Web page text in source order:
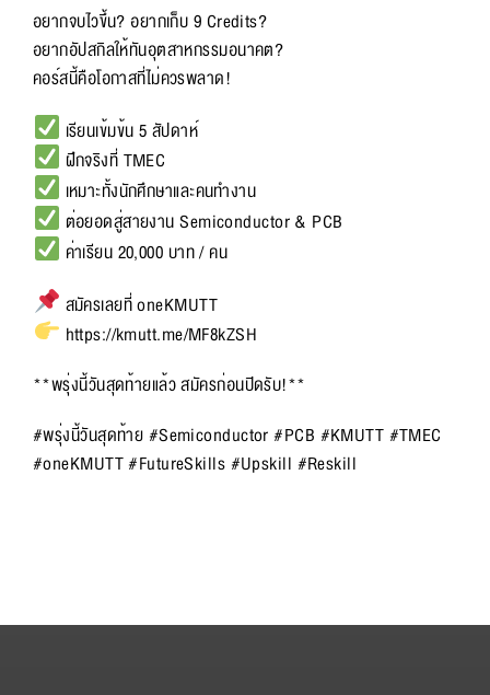
อยากจบไวขึ้น? อยากเก็บ 9 Credits?
อยากอัปสกิลให้ทันอุตสาหกรรมอนาคต?
คอร์สนี้คือโอกาสที่ไม่ควรพลาด!
เรียนเข้มข้น 5 สัปดาห์
ฝึกจริงที่ TMEC
เหมาะทั้งนักศึกษาและคนทำงาน
ต่อยอดสู่สายงาน Semiconductor & PCB
ค่าเรียน 20,000 บาท / คน
สมัครเลยที่ oneKMUTT
https://kmutt.me/MF8kZSH
**พรุ่งนี้วันสุดท้ายแล้ว สมัครก่อนปิดรับ!**
#พรุ่งนี้วันสุดท้าย #Semiconductor #PCB #KMUTT #TMEC
#oneKMUTT #FutureSkills #Upskill #Reskill